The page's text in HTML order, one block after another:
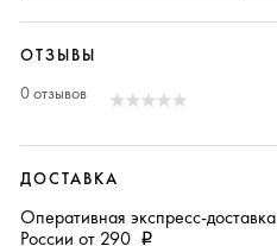
ОТЗЫВЫ
0 отзывов
ДОСТАВКА
Оперативная экспресс-доставка
России от 290 i